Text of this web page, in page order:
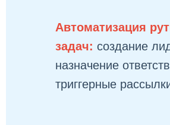
Автоматизация
задач: создание
назначение
триггерные